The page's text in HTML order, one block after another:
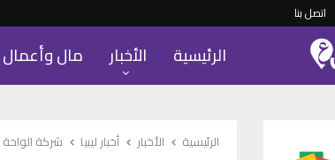
اتصل بنا
الرئيسية الأخبار مال وأعمال
الرئيسية الأخبار أخبار ليبيا شركة